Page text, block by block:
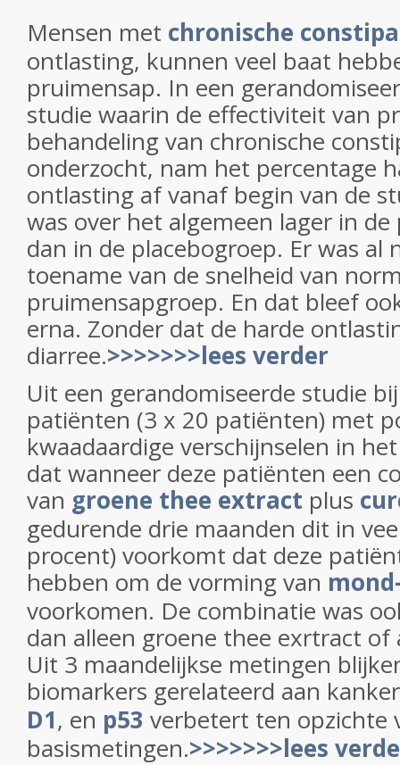
Mensen met chronische
ontlasting, kunnen veel baat
pruimensap. In een
studie waarin de effectiviteit van
behandeling van chronische
onderzocht, nam het percentage
ontlasting af vanaf begin van de
was over het algemeen lager in
dan in de placebogroep. Er was al
toename van de snelheid van
pruimensapgroep. En dat bleef
erna. Zonder dat de harde
diarree.>>>>>>>lees verder
Uit een gerandomiseerde studie
patiënten (3 x 20 patiënten) met
kwaadaardige verschijnselen in
dat wanneer deze patiënten een
van groene thee extract plus
gedurende drie maanden dit in
procent) voorkomt dat deze
hebben om de vorming van
voorkomen. De combinatie was
dan alleen groene thee exrtract of
Uit 3 maandelijkse metingen
biomarkers gerelateerd aan
D1, en p53 verbetert ten opzichte
basismetingen.>>>>>>>lees